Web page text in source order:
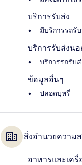
บริการรับส่ง
มีบริการรถรั
บริการรับส่งน
บริการรถรับ
ข้อมูลอื่นๆ
ปลอดบุหรี่
สิ่งอำนวยความ
อาหารและเครื่